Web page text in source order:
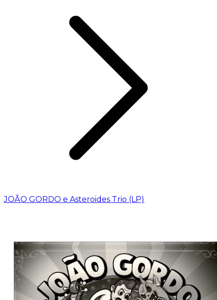
JOÃO GORDO e Asteroides Trio (LP)